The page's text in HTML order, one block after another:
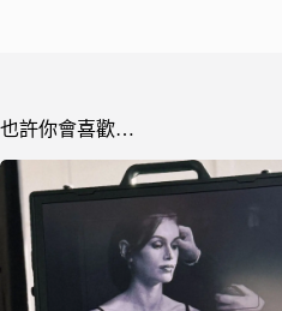
也許你會喜歡…